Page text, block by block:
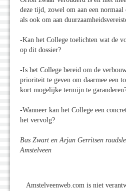
deze tijd, zowel om aan een
als ook om aan
-Kan het College toelichten wat de
op dit dossier?
-Is het College bereid om de
prioriteit te geven om daarmee een
kort mogelijke termijn te
-Wanneer kan het College een
het vervolg?
Bas Zwart en Arjan Gerritsen
Amstelveen
Amstelveenweb.com is niet